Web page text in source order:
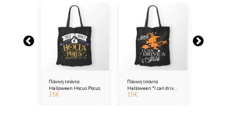
Πάνινη τσάντα
Halloween Hocus Pocus
15€
Πάνινη τσάντα
Halloween "I can drive
a stick"
15€